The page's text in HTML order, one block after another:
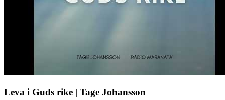
Leva i Guds rike | Tage Johansson